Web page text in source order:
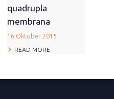
quadrupla
membrana
16 Oktober 2015
READ MORE